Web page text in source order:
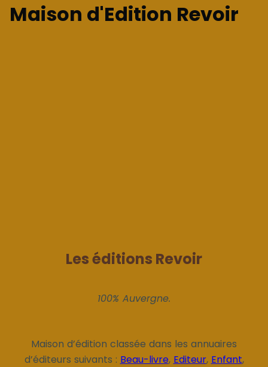
Maison d'Edition Revoir
Les éditions Revoir
100% Auvergne.
Maison d’édition classée dans les annuaires
d’éditeurs suivants : Beau-livre, Editeur, Enfant,